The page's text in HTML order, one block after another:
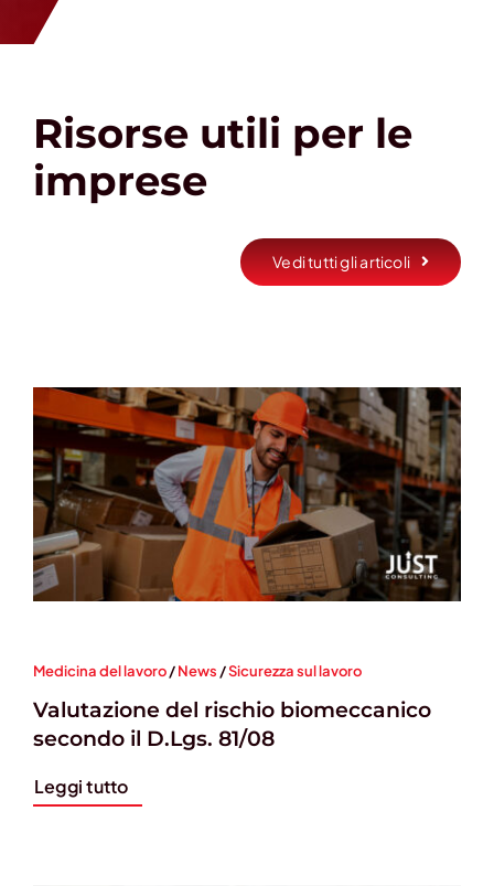
Risorse utili per le
imprese
Vedi tutti gli articoli
Medicina del lavoro/News /Sicurezza sul lavoro
Valutazione del rischio biomeccanico
secondo il D.Lgs. 81/08
Leggi tutto